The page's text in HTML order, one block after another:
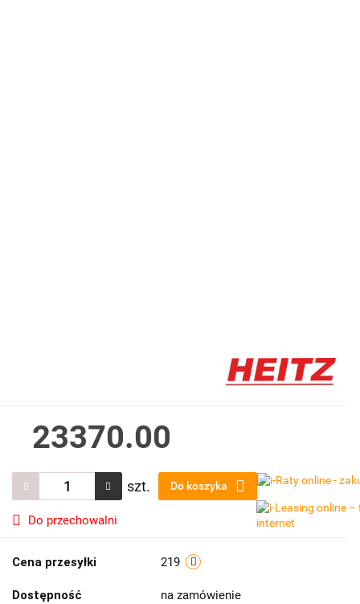
23370.00
szt. Do koszyka
Do przechowalni
Cena przesyłki 219
Dostępność na zamówienie